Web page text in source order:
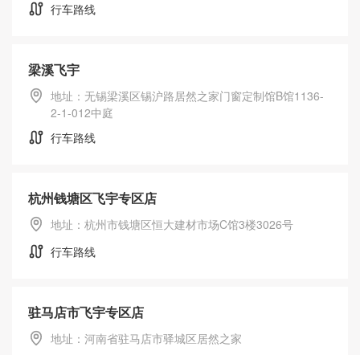
行车路线
梁溪飞宇
地址：无锡梁溪区锡沪路居然之家门窗定制馆B馆1136-
2-1-012中庭
行车路线
杭州钱塘区飞宇专区店
地址：杭州市钱塘区恒大建材市场C馆3楼3026号
行车路线
驻马店市飞宇专区店
地址：河南省驻马店市驿城区居然之家